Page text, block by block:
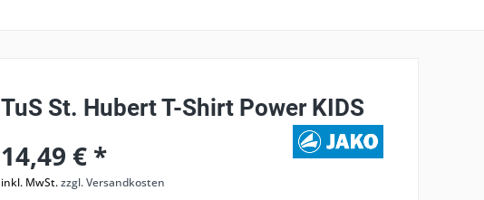
TuS St. Hubert T-Shirt Power KIDS
14,49 € *
inkl. MwSt.zzgl. Versandkosten